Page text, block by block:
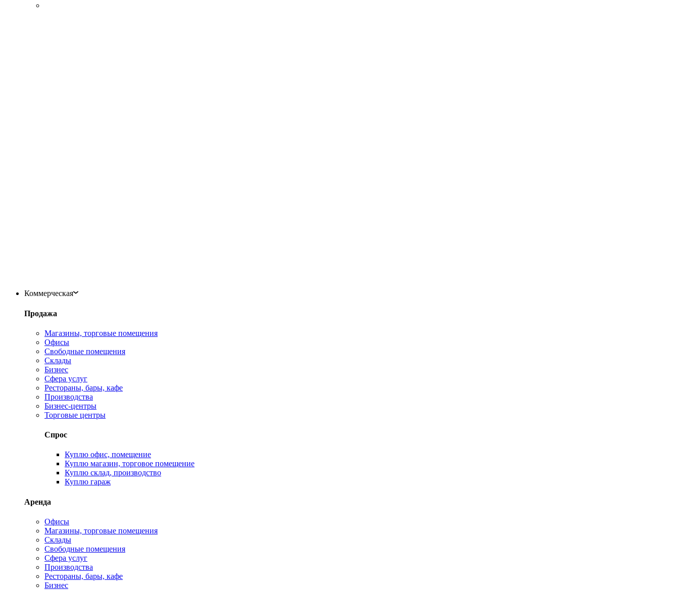
Коммерческая
Продажа
Магазины, торговые помещения
Офисы
Свободные помещения
Склады
Бизнес
Сфера услуг
Рестораны, бары, кафе
Производства
Бизнес-центры
Торговые центры
Спрос
Куплю офис, помещение
Куплю магазин, торговое помещение
Куплю склад, производство
Куплю гараж
Аренда
Офисы
Магазины, торговые помещения
Склады
Свободные помещения
Сфера услуг
Производства
Рестораны, бары, кафе
Бизнес